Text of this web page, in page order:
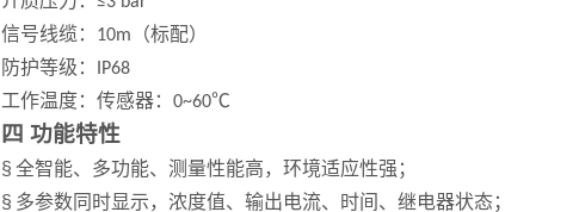
信号线缆： 10m （标配）
防护等级 ： IP68
工作温度： 传感器： 0~60℃
四 功能特性
§ 全智能、多功能、测量性能高，环境适应性强；
§ 多参数同时显示，浓度值、输出电流、时间、继电器状态；